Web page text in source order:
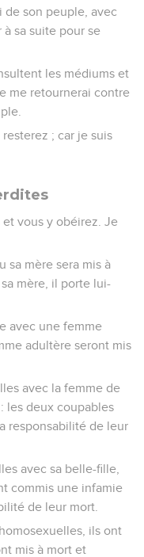
de son peuple, avec
sa suite pour se
les médiums et
me retournerai contre
; car je suis
vous y obéirez. Je
sa mère sera mis à
mère, il porte lui-
avec une femme
adultère seront mis
avec la femme de
les deux coupables
responsabilité de leur
avec sa belle-fille,
commis une infamie
de leur mort.
ils ont
mis à mort et